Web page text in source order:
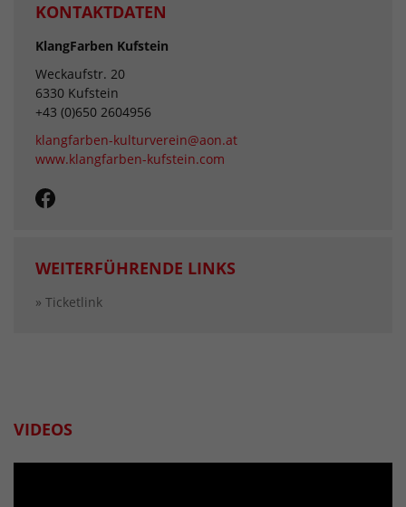
KONTAKTDATEN
KlangFarben Kufstein
Weckaufstr. 20
6330 Kufstein
+43 (0)650 2604956
klangfarben-kulturverein@aon.at
www.klangfarben-kufstein.com
WEITERFÜHRENDE LINKS
» Ticketlink
VIDEOS